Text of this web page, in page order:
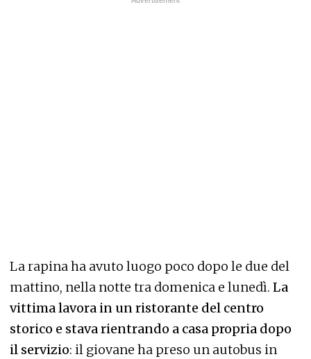
La rapina ha avuto luogo poco dopo le due del
mattino, nella notte tra domenica e lunedì. La
vittima lavora in un ristorante del centro
storico e stava rientrando a casa propria dopo
il servizio: il giovane ha preso un autobus in